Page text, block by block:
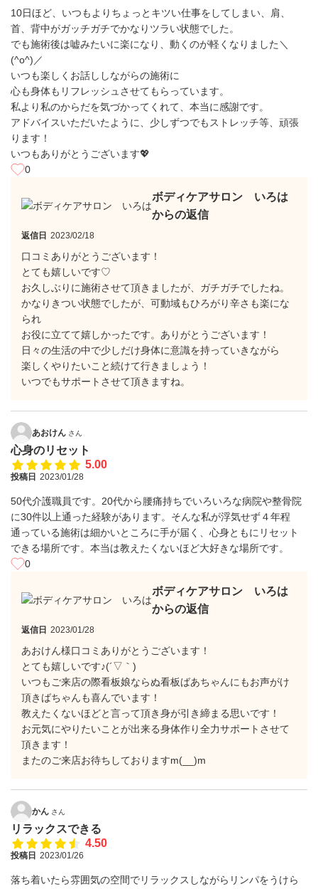
10日ほど、いつもよりちょっとキツい仕事をしてしまい、肩、
首、背中がガッチガチでかなりツラい状態でした。
でも施術後は嘘みたいに楽になり、動くのが軽くなりました＼
(^o^)／
いつも楽しくお話ししながらの施術に
心も身体もリフレッシュさせてもらっています。
私より私のからだを気づかってくれて、本当に感謝です。
アドバイスいただいたように、少しずつでもストレッチ等、頑張
ります！
いつもありがとうございます💖
0
ボディケアサロン いろは
からの返信
返信日 2023/02/18
口コミありがとうございます！
とても嬉しいです♡
お久しぶりに施術させて頂きましたが、ガチガチでしたね。
かなりきつい状態でしたが、可動域もひろがり辛さも楽にな
られ
お役に立てて嬉しかったです。ありがとうございます！
日々の生活の中で少しだけ身体に意識を持っていきながら
楽しくやりたいこと続けて行きましょう！
いつでもサポートさせて頂きますね。
あおけん さん
心身のリセット
5.00
投稿日 2023/01/28
50代介護職員です。20代から腰痛持ちでいろいろな病院や整骨院
に30件以上通った経験があります。そんな私が浮気せず４年程
通っている施術は細かいところに手が届く、心身ともにリセット
できる場所です。本当は教えたくないほど大好きな場所です。
0
ボディケアサロン いろは
からの返信
返信日 2023/01/28
あおけん様口コミありがとうございます！
とても嬉しいです♪(´▽｀)
いつもご来店の際看板娘ならぬ看板ばあちゃんにもお声がけ
頂きばちゃんも喜んでいます！
教えたくないほどと言って頂き身が引き締まる思いです！
お元気にやりたいことが出来る身体作り全力サポートさせて
頂きます！
またのご来店お待ちしておりますm(__)m
かん さん
リラックスできる
4.50
投稿日 2023/01/26
落ち着いたら雰囲気の空間でリラックスしながらリンパをうけら